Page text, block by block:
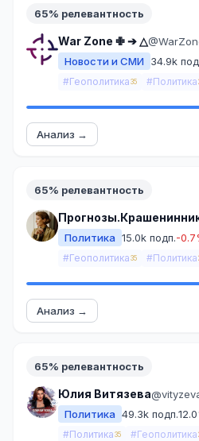
65% релевантность
War Zone ✙ ➔ △
Новости и СМИ
34.9k
#Геополитика 35 #Политика
Анализ →
65% релевантность
Политика 15.0k подп.-
#Геополитика 35 #Политика
Анализ →
65% релевантность
Юлия Витязева
Политика 49.3k подп.
#Политика 35 #Геополитика